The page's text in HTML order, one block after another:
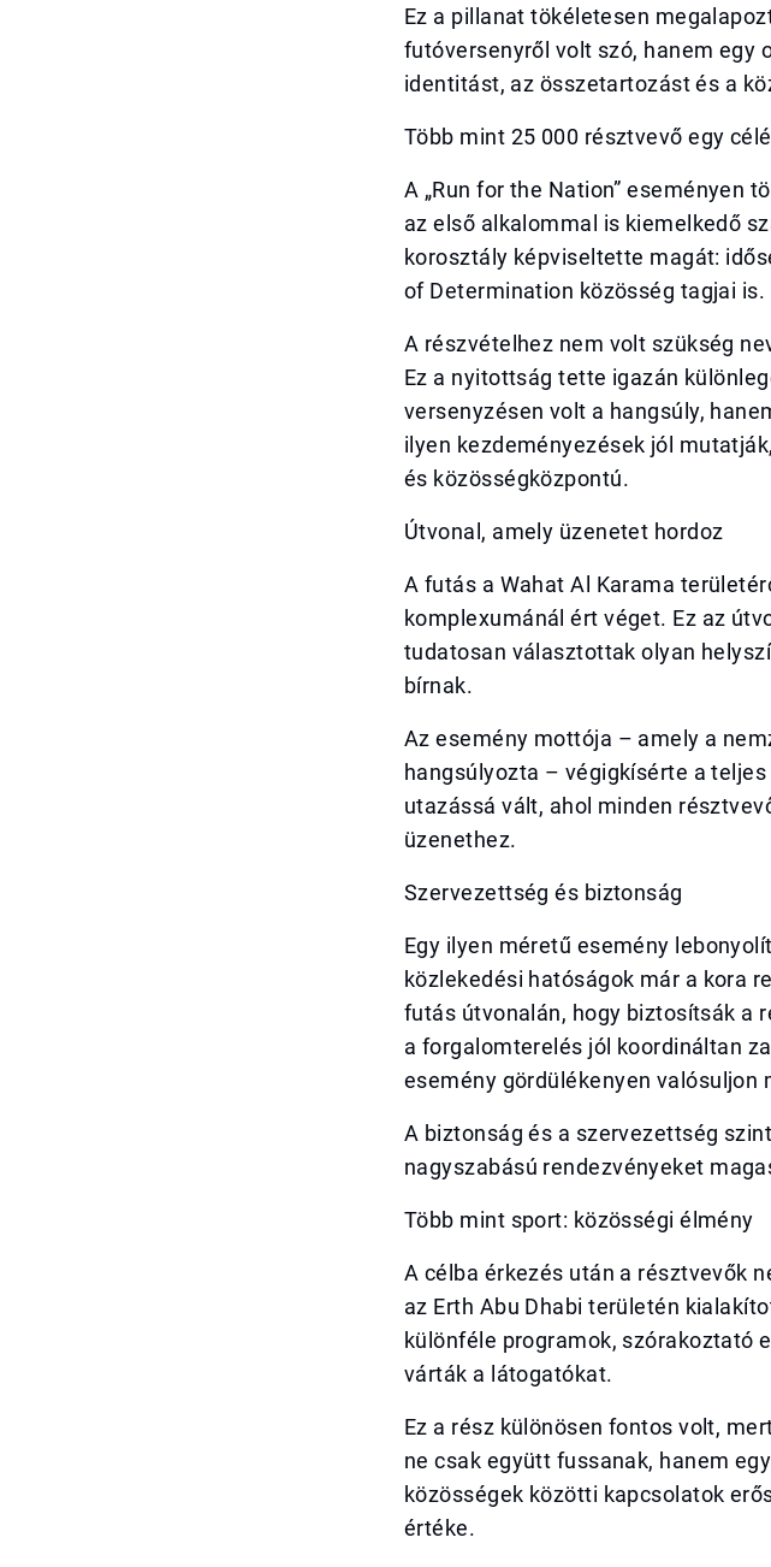
Ez a pillanat tökéletesen
futóversenyről volt szó, hanem egy
identitást, az összetartozást és a
Több mint 25 000 résztvevő egy
A „Run for the Nation” eseményen
az első alkalommal is kiemelkedő
korosztály képviseltette magát:
of Determination közösség tagjai is.
A részvételhez nem volt szükség
Ez a nyitottság tette igazán
versenyzésen volt a hangsúly,
ilyen kezdeményezések jól
és közösségközpontú.
Útvonal, amely üzenetet hordoz
A futás a Wahat Al Karama
komplexumánál ért véget. Ez az
tudatosan választottak olyan
bírnak.
Az esemény mottója – amely a
hangsúlyozta – végigkísérte a
utazássá vált, ahol minden
üzenethez.
Szervezettség és biztonság
Egy ilyen méretű esemény
közlekedési hatóságok már a kora
futás útvonalán, hogy biztosítsák a
a forgalomterelés jól koordináltan
esemény gördülékenyen valósuljon
A biztonság és a szervezettség
nagyszabású rendezvényeket
Több mint sport: közösségi élmény
A célba érkezés után a résztvevők
az Erth Abu Dhabi területén
különféle programok, szórakoztató
várták a látogatókat.
Ez a rész különösen fontos volt,
ne csak együtt fussanak, hanem
közösségek közötti kapcsolatok
értéke.